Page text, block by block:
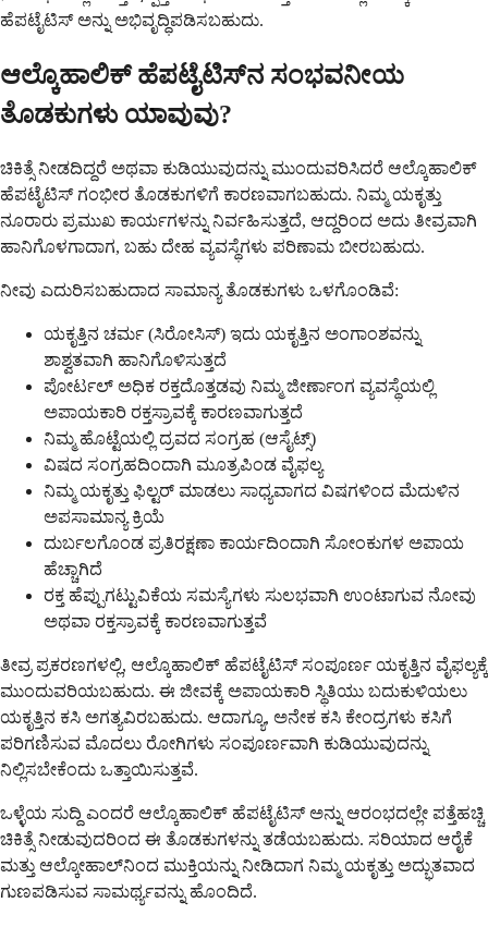
ಹೆಪಟೈಟಿಸ್ ಅನ್ನು ಅಭಿವೃದ್ಧಿಪಡಿಸಬಹುದು.
ಆಲ್ಕೊಹಾಲಿಕ್ ಹೆಪಟೈಟಿಸ್‌ನ ಸಂಭವನೀಯ
ತೊಡಕುಗಳು ಯಾವುವು?
ಚಿಕಿತ್ಸೆ ನೀಡದಿದ್ದರೆ ಅಥವಾ ಕುಡಿಯುವುದನ್ನು ಮುಂದುವರಿಸಿದರೆ ಆಲ್ಕೊಹಾಲಿಕ್
ಹೆಪಟೈಟಿಸ್ ಗಂಭೀರ ತೊಡಕುಗಳಿಗೆ ಕಾರಣವಾಗಬಹುದು. ನಿಮ್ಮ ಯಕೃತ್ತು
ನೂರಾರು ಪ್ರಮುಖ ಕಾರ್ಯಗಳನ್ನು ನಿರ್ವಹಿಸುತ್ತದೆ, ಆದ್ದರಿಂದ ಅದು ತೀವ್ರವಾಗಿ
ಹಾನಿಗೊಳಗಾದಾಗ, ಬಹು ದೇಹ ವ್ಯವಸ್ಥೆಗಳು ಪರಿಣಾಮ ಬೀರಬಹುದು.
ನೀವು ಎದುರಿಸಬಹುದಾದ ಸಾಮಾನ್ಯ ತೊಡಕುಗಳು ಒಳಗೊಂಡಿವೆ:
ಯಕೃತ್ತಿನ ಚರ್ಮ (ಸಿರೋಸಿಸ್) ಇದು ಯಕೃತ್ತಿನ ಅಂಗಾಂಶವನ್ನು
ಶಾಶ್ವತವಾಗಿ ಹಾನಿಗೊಳಿಸುತ್ತದೆ
ಪೋರ್ಟಲ್ ಅಧಿಕ ರಕ್ತದೊತ್ತಡವು ನಿಮ್ಮ ಜೀರ್ಣಾಂಗ ವ್ಯವಸ್ಥೆಯಲ್ಲಿ
ಅಪಾಯಕಾರಿ ರಕ್ತಸ್ರಾವಕ್ಕೆ ಕಾರಣವಾಗುತ್ತದೆ
ನಿಮ್ಮ ಹೊಟ್ಟೆಯಲ್ಲಿ ದ್ರವದ ಸಂಗ್ರಹ (ಆಸೈಟ್ಸ್)
ವಿಷದ ಸಂಗ್ರಹದಿಂದಾಗಿ ಮೂತ್ರಪಿಂಡ ವೈಫಲ್ಯ
ನಿಮ್ಮ ಯಕೃತ್ತು ಫಿಲ್ಟರ್ ಮಾಡಲು ಸಾಧ್ಯವಾಗದ ವಿಷಗಳಿಂದ ಮೆದುಳಿನ
ಅಪಸಾಮಾನ್ಯ ಕ್ರಿಯೆ
ದುರ್ಬಲಗೊಂಡ ಪ್ರತಿರಕ್ಷಣಾ ಕಾರ್ಯದಿಂದಾಗಿ ಸೋಂಕುಗಳ ಅಪಾಯ
ಹೆಚ್ಚಾಗಿದೆ
ರಕ್ತ ಹೆಪ್ಪುಗಟ್ಟುವಿಕೆಯ ಸಮಸ್ಯೆಗಳು ಸುಲಭವಾಗಿ ಉಂಟಾಗುವ ನೋವು
ಅಥವಾ ರಕ್ತಸ್ರಾವಕ್ಕೆ ಕಾರಣವಾಗುತ್ತವೆ
ತೀವ್ರ ಪ್ರಕರಣಗಳಲ್ಲಿ, ಆಲ್ಕೊಹಾಲಿಕ್ ಹೆಪಟೈಟಿಸ್ ಸಂಪೂರ್ಣ ಯಕೃತ್ತಿನ ವೈಫಲ್ಯಕ್ಕೆ
ಮುಂದುವರಿಯಬಹುದು. ಈ ಜೀವಕ್ಕೆ ಅಪಾಯಕಾರಿ ಸ್ಥಿತಿಯು ಬದುಕುಳಿಯಲು
ಯಕೃತ್ತಿನ ಕಸಿ ಅಗತ್ಯವಿರಬಹುದು. ಆದಾಗ್ಯೂ, ಅನೇಕ ಕಸಿ ಕೇಂದ್ರಗಳು ಕಸಿಗೆ
ಪರಿಗಣಿಸುವ ಮೊದಲು ರೋಗಿಗಳು ಸಂಪೂರ್ಣವಾಗಿ ಕುಡಿಯುವುದನ್ನು
ನಿಲ್ಲಿಸಬೇಕೆಂದು ಒತ್ತಾಯಿಸುತ್ತವೆ.
ಒಳ್ಳೆಯ ಸುದ್ದಿ ಎಂದರೆ ಆಲ್ಕೊಹಾಲಿಕ್ ಹೆಪಟೈಟಿಸ್ ಅನ್ನು ಆರಂಭದಲ್ಲೇ ಪತ್ತೆಹಚ್ಚಿ
ಚಿಕಿತ್ಸೆ ನೀಡುವುದರಿಂದ ಈ ತೊಡಕುಗಳನ್ನು ತಡೆಯಬಹುದು. ಸರಿಯಾದ ಆರೈಕೆ
ಮತ್ತು ಆಲ್ಕೋಹಾಲ್‌ನಿಂದ ಮುಕ್ತಿಯನ್ನು ನೀಡಿದಾಗ ನಿಮ್ಮ ಯಕೃತ್ತು ಅದ್ಭುತವಾದ
ಗುಣಪಡಿಸುವ ಸಾಮರ್ಥ್ಯವನ್ನು ಹೊಂದಿದೆ.